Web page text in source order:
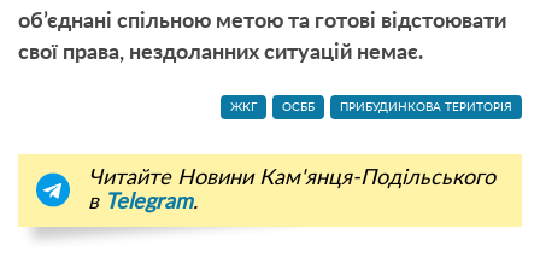
об’єднані спільною метою та готові відстоювати
свої права, нездоланних ситуацій немає.
ЖКГ ОСББ ПРИБУДИНКОВА ТЕРИТОРІЯ
Читайте Новини Кам'янця-Подільського
в Telegram.